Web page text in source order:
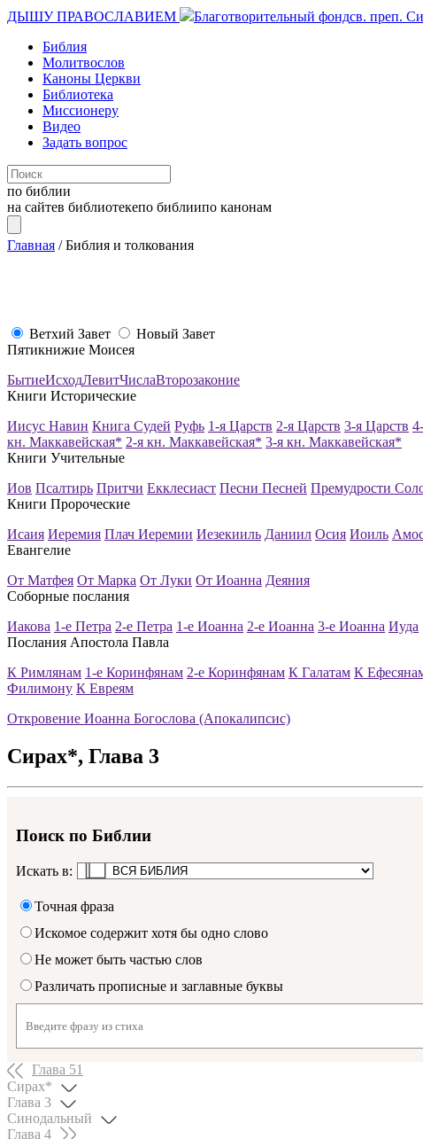
ДЫШУ ПРАВОСЛАВИЕМ Благотворительный фондсв. преп.
Библия
Молитвослов
Каноны Церкви
Библиотека
Миссионеру
Видео
Задать вопрос
по библии
на сайтев библиотекепо библиипо канонам
Главная /Библия и толкования
Ветхий Завет
Новый Завет
Пятикнижие Моисея
БытиеИсходЛевитЧислаВторозаконие
Книги Исторические
Иисус Навин Книга Судей Руфь 1-я Царств 2-я Царств 3-я Царств
кн. Маккавейская* 2-я кн. Маккавейская* 3-я кн. Маккавейская*
Книги Учительные
Иов Псалтирь Притчи Екклесиаст Песни Песней Премудрости
Книги Пророческие
Исаия Иеремия Плач Иеремии Иезекииль Даниил Осия Иоиль
Евангелие
От Матфея От Марка От Луки От Иоанна Деяния
Соборные послания
Иакова 1-е Петра 2-е Петра 1-е Иоанна 2-е Иоанна 3-е Иоанна Иуда
Послания Апостола Павла
К Римлянам 1-е Коринфянам 2-е Коринфянам К Галатам К
Филимону К Евреям
Откровение Иоанна Богослова (Апокалипсис)
Сирах*, Глава 3
Поиск по Библии
Искать в:
Точная фраза
Искомое содержит хотя бы одно слово
Не может быть частью слов
Различать прописные и заглавные буквы
Глава 51
Сирах*
Глава 3
Синодальный
Глава 4